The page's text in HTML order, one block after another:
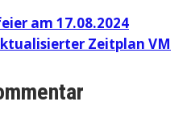
am 17.08.2024
Zeitplan VM